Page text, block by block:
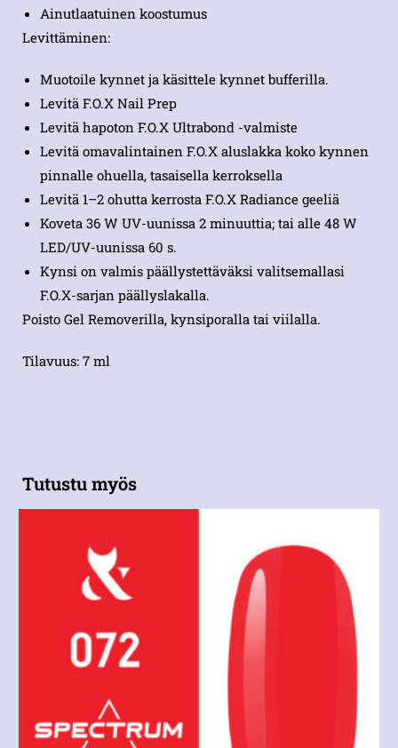
Ainutlaatuinen koostumus
Levittäminen:
Muotoile kynnet ja käsittele kynnet bufferilla.
Levitä F.O.X Nail Prep
Levitä hapoton F.O.X Ultrabond -valmiste
Levitä omavalintainen F.O.X aluslakka koko kynnen
pinnalle ohuella, tasaisella kerroksella
Levitä 1–2 ohutta kerrosta F.O.X Radiance geeliä
Koveta 36 W UV-uunissa 2 minuuttia; tai alle 48 W
LED/UV-uunissa 60 s.
Kynsi on valmis päällystettäväksi valitsemallasi
F.O.X-sarjan päällyslakalla.
Poisto Gel Removerilla, kynsiporalla tai viilalla.
Tilavuus: 7 ml
Tutustu myös